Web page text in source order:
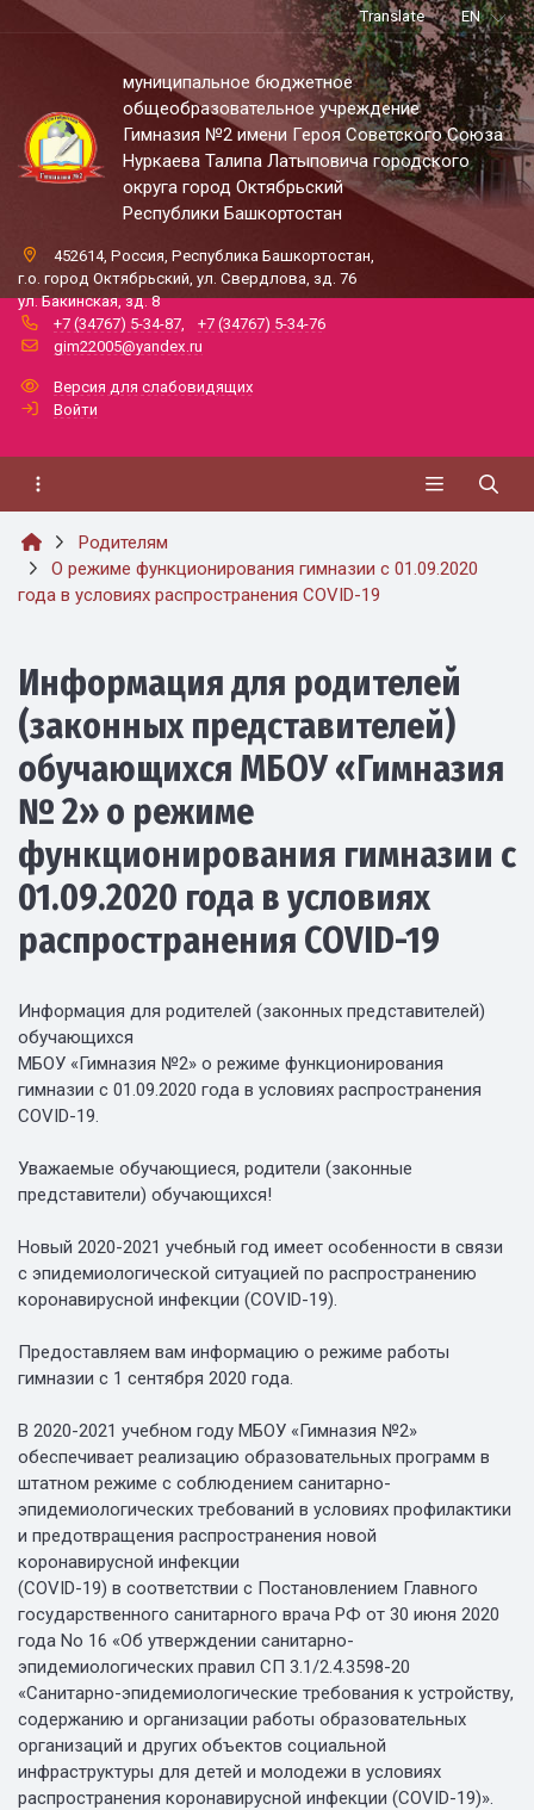
Translate EN
муниципальное бюджетное
общеобразовательное учреждение
Гимназия №2 имени Героя Советского Союза
Нуркаева Талипа Латыповича городского
округа город Октябрьский
Республики Башкортостан
452614, Россия, Республика Башкортостан,
г.о. город Октябрьский, ул. Свердлова, зд. 76
ул. Бакинская, зд. 8
+7 (34767) 5-34-87
+7 (34767) 5-34-76
gim22005@yandex.ru
Версия для слабовидящих
Войти
Родителям
О режиме функционирования гимназии с 01.09.2020
года в условиях распространения COVID-19
Информация для родителей
(законных представителей)
обучающихся МБОУ «Гимназия
№ 2» о режиме
функционирования гимназии с
01.09.2020 года в условиях
распространения COVID-19
Информация для родителей (законных представителей)
обучающихся
МБОУ «Гимназия №2» о режиме функционирования
гимназии с 01.09.2020 года в условиях распространения
COVID-19.
Уважаемые обучающиеся, родители (законные
представители) обучающихся!
Новый 2020-2021 учебный год имеет особенности в связи
с эпидемиологической ситуацией по распространению
коронавирусной инфекции (COVID-19).
Предоставляем вам информацию о режиме работы
гимназии с 1 сентября 2020 года.
В 2020-2021 учебном году МБОУ «Гимназия №2»
обеспечивает реализацию образовательных программ в
штатном режиме с соблюдением санитарно-
эпидемиологических требований в условиях профилактики
и предотвращения распространения новой
коронавирусной инфекции
(COVID-19) в соответствии с Постановлением Главного
государственного санитарного врача РФ от 30 июня 2020
года No 16 «Об утверждении санитарно-
эпидемиологических правил СП 3.1/2.4.3598-20
«Санитарно-эпидемиологические требования к устройству,
содержанию и организации работы образовательных
организаций и других объектов социальной
инфраструктуры для детей и молодежи в условиях
распространения коронавирусной инфекции (COVID-19)».